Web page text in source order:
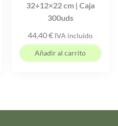
32+12×22 cm | Caja
300uds
44,40€ IVA incluido
Añadir al carrito